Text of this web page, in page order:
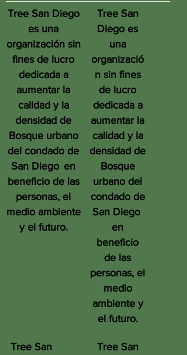
Tree San Diego
es una
organización sin
fines de lucro
dedicada a
aumentar la
calidad y la
densidad de
Bosque urbano
del condado de
San Diego en
beneficio de las
personas, el
medio ambiente
y el futuro.
Tree San
Tree San
Diego es
una
organizació
n sin fines
de lucro
dedicada a
aumentar la
calidad y la
densidad de
Bosque
urbano del
condado de
San Diego
en
beneficio
de las
personas, el
medio
ambiente y
el futuro.
Tree San